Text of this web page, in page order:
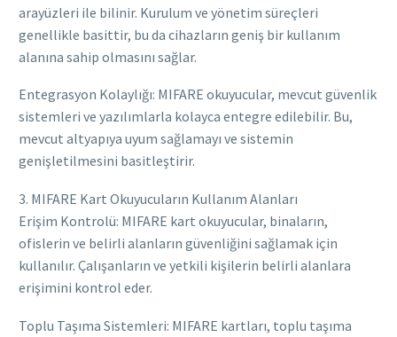
arayüzleri ile bilinir. Kurulum ve yönetim süreçleri
genellikle basittir, bu da cihazların geniş bir kullanım
alanına sahip olmasını sağlar.
Entegrasyon Kolaylığı: MIFARE okuyucular, mevcut güvenlik
sistemleri ve yazılımlarla kolayca entegre edilebilir. Bu,
mevcut altyapıya uyum sağlamayı ve sistemin
genişletilmesini basitleştirir.
3. MIFARE Kart Okuyucuların Kullanım Alanları
Erişim Kontrolü: MIFARE kart okuyucular, binaların,
ofislerin ve belirli alanların güvenliğini sağlamak için
kullanılır. Çalışanların ve yetkili kişilerin belirli alanlara
erişimini kontrol eder.
Toplu Taşıma Sistemleri: MIFARE kartları, toplu taşıma